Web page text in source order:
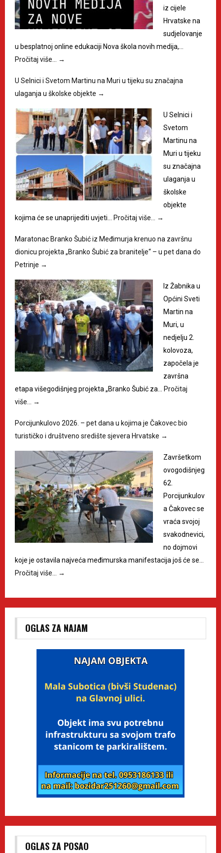
iz cijele
Hrvatske na
sudjelovanje
u besplatnoj online edukaciji Nova škola novih medija,…
Pročitaj više…
→
U Selnici i Svetom Martinu na Muri u tijeku su značajna
ulaganja u školske objekte →
U Selnici i
Svetom
Martinu na
Muri u tijeku
su značajna
ulaganja u
školske
objekte
kojima će se unaprijediti uvjeti… Pročitaj više… →
Maratonac Branko Šubić iz Međimurja krenuo na završnu
dionicu projekta „Branko Šubić za branitelje“ – u pet dana do
Petrinje →
Iz Žabnika u
Općini Sveti
Martin na
Muri, u
nedjelju 2.
kolovoza,
započela je
završna
etapa višegodišnjeg projekta „Branko Šubić za… Pročitaj
više…
→
Porcijunkulovo 2026. – pet dana u kojima je Čakovec bio
turističko i društveno središte sjevera Hrvatske →
Završetkom
ovogodišnjeg
62.
Porcijunkulov
a Čakovec se
vraća svojoj
svakodnevici,
no dojmovi
koje je ostavila najveća međimurska manifestacija još će se…
Pročitaj više…
→
OGLAS ZA NAJAM
OGLAS ZA POSAO